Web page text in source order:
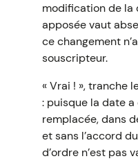
modification de
apposée vaut
ce changement
souscripteur.
« Vrai ! », tranche
: puisque la date
remplacée, dans
et sans l’accord
d’ordre n’est pas